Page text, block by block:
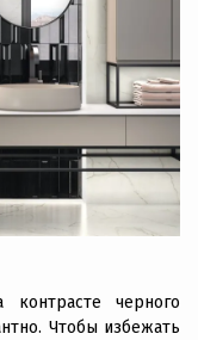
черного
Чтобы избежать